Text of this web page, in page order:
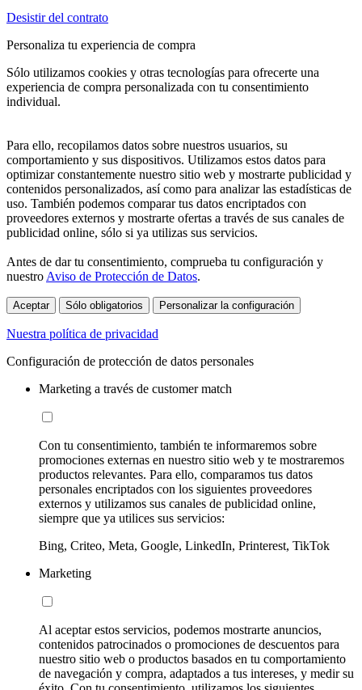
Desistir del contrato
Personaliza tu experiencia de compra
Sólo utilizamos cookies y otras tecnologías para ofrecerte una
experiencia de compra personalizada con tu consentimiento
individual.
Para ello, recopilamos datos sobre nuestros usuarios, su
comportamiento y sus dispositivos. Utilizamos estos datos para
optimizar constantemente nuestro sitio web y mostrarte publicidad y
contenidos personalizados, así como para analizar las estadísticas de
uso. También podemos comparar tus datos encriptados con
proveedores externos y mostrarte ofertas a través de sus canales de
publicidad online, sólo si ya utilizas sus servicios.
Antes de dar tu consentimiento, comprueba tu configuración y
nuestro Aviso de Protección de Datos.
Aceptar Sólo obligatorios Personalizar la configuración
Nuestra política de privacidad
Configuración de protección de datos personales
Marketing a través de customer match
Con tu consentimiento, también te informaremos sobre
promociones externas en nuestro sitio web y te mostraremos
productos relevantes. Para ello, comparamos tus datos
personales encriptados con los siguientes proveedores
externos y utilizamos sus canales de publicidad online,
siempre que ya utilices sus servicios:
Bing, Criteo, Meta, Google, LinkedIn, Printerest, TikTok
Marketing
Al aceptar estos servicios, podemos mostrarte anuncios,
contenidos patrocinados o promociones de descuentos para
nuestro sitio web o productos basados en tu comportamiento
de navegación y compra, adaptados a tus intereses, y medir su